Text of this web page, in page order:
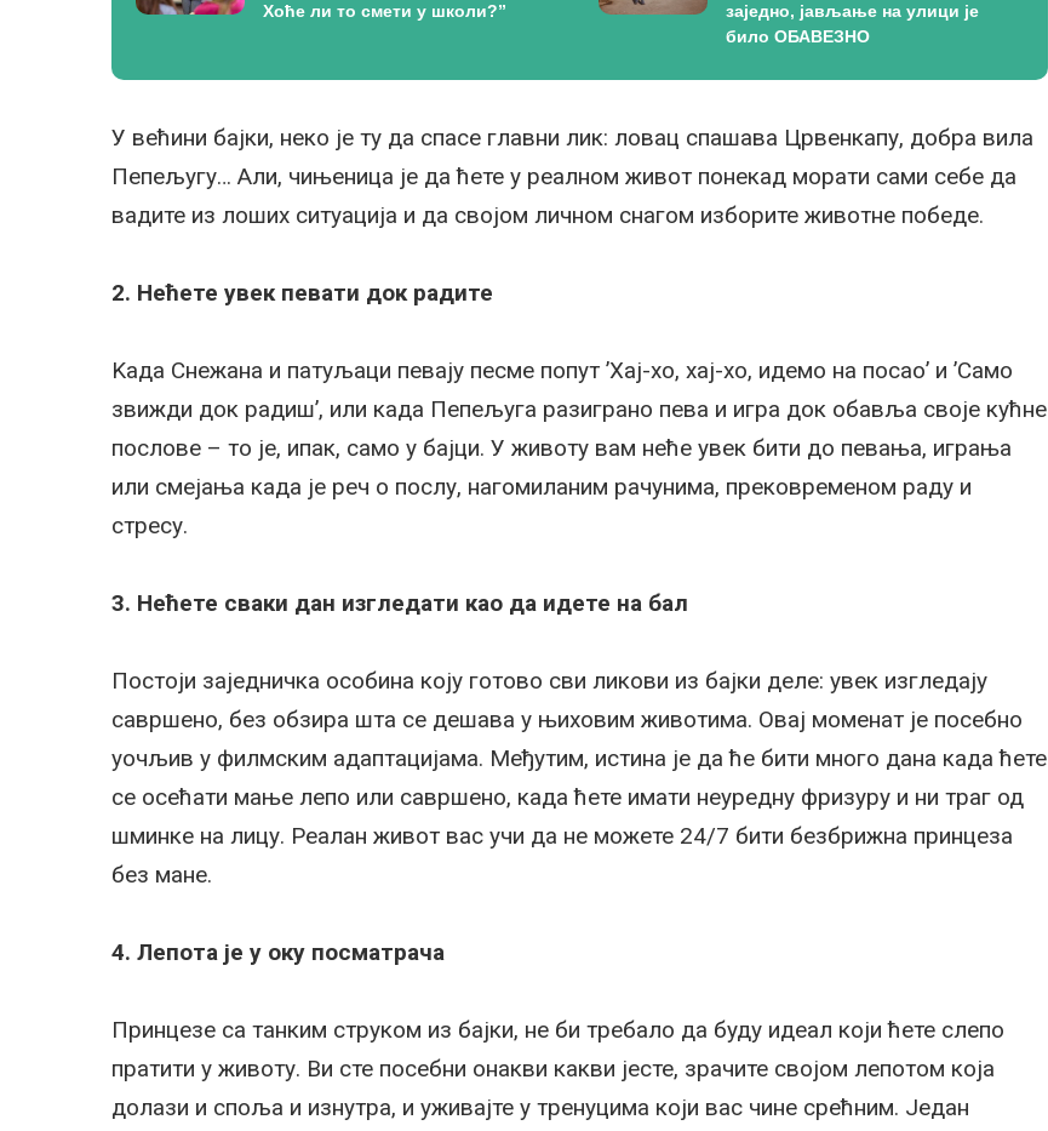
Хоће ли то смети у школи?”
заједно, јављање на улици је
било ОБАВЕЗНО
У већини бајки, неко је ту да спасе главни лик: ловац спашава Црвенкапу, добра вила
Пепељугу… Али, чињеница је да ћете у реалном живот понекад морати сами себе да
вадите из лоших ситуација и да својом личном снагом изборите животне победе.
2. Нећете увек певати док радите
Kада Снежана и патуљаци певају песме попут ’Хај-хо, хај-хо, идемо на посао’ и ’Само
звижди док радиш’, или када Пепељуга разиграно пева и игра док обавља своје кућне
послове – то је, ипак, само у бајци. У животу вам неће увек бити до певања, играња
или смејања када је реч о послу, нагомиланим рачунима, прековременом раду и
стресу.
3. Нећете сваки дан изгледати као да идете на бал
Постоји заједничка особина коју готово сви ликови из бајки деле: увек изгледају
савршено, без обзира шта се дешава у њиховим животима. Овај моменат је посебно
уочљив у филмским адаптацијама. Међутим, истина је да ће бити много дана када ћете
се осећати мање лепо или савршено, када ћете имати неуредну фризуру и ни траг од
шминке на лицу. Реалан живот вас учи да не можете 24/7 бити безбрижна принцеза
без мане.
4. Лепота је у оку посматрача
Принцезе са танким струком из бајки, не би требало да буду идеал који ћете слепо
пратити у животу. Ви сте посебни онакви какви јесте, зрачите својом лепотом која
долази и споља и изнутра, и уживајте у тренуцима који вас чине срећним. Један